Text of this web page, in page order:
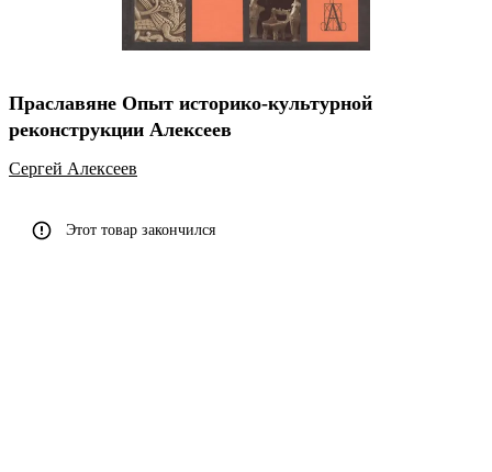
Праславяне Опыт историко-культурной
реконструкции Алексеев
Сергей Алексеев
Этот товар закончился